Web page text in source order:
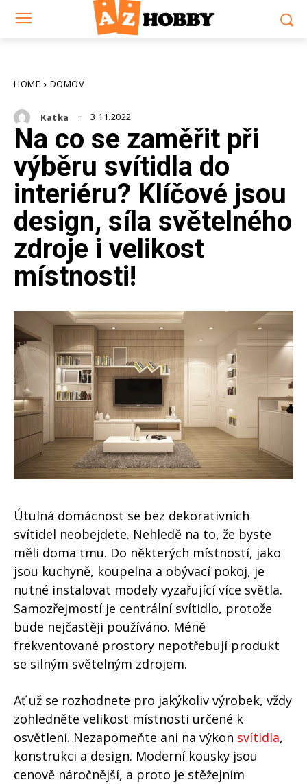
HOME DOMOV
Katka 3.11.2022
Na co se zaměřit při
výběru svítidla do
interiéru? Klíčové jsou
design, síla světelného
zdroje i velikost
místnosti!
Útulná domácnost se bez dekorativních
svítidel neobejdete. Nehledě na to, že byste
měli doma tmu. Do některých místností, jako
jsou kuchyně, koupelna a obývací pokoj, je
nutné instalovat modely vyzařující více světla.
Samozřejmostí je centrální svítidlo, protože
bude nejčastěji používáno. Méně
frekventované prostory nepotřebují produkt
se silným světelným zdrojem.
Ať už se rozhodnete pro jakýkoliv výrobek, vždy
zohledněte velikost místnosti určené k
osvětlení. Nezapomeňte ani na výkon svítidla,
konstrukci a design. Moderní kousky jsou
cenově náročnější, a proto je stěžejním